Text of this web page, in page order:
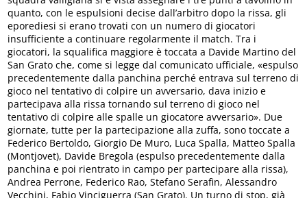
quanto, con le espulsioni decise dall’arbitro dopo la rissa, gli
eporediesi si erano trovati con un numero di giocatori
insufficiente a continuare regolarmente il match. Tra i
giocatori, la squalifica maggiore è toccata a Davide Martino del
San Grato che, come si legge dal comunicato ufficiale, «espulso
precedentemente dalla panchina perché entrava sul terreno di
gioco nel tentativo di colpire un avversario, dava inizio e
partecipava alla rissa tornando sul terreno di gioco nel
tentativo di colpire alle spalle un giocatore avversario». Due
giornate, tutte per la partecipazione alla zuffa, sono toccate a
Federico Bertoldo, Giorgio De Muro, Luca Spalla, Matteo Spalla
(Montjovet), Davide Bregola (espulso precedentemente dalla
panchina e poi rientrato in campo per partecipare alla rissa),
Andrea Perrone, Federico Rao, Stefano Serafin, Alessandro
Vecchini, Fabio Vinciguerra (San Grato). Un turno di stop, già